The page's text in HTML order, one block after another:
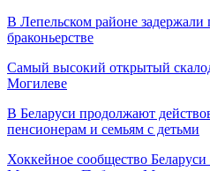
В Лепельском районе задержали
браконьерстве
Самый высокий открытый
Могилеве
В Беларуси продолжают
пенсионерам и семьям с детьми
Хоккейное сообщество